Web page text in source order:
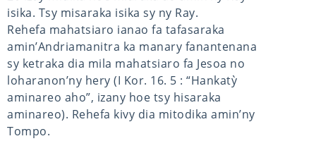
isika. Tsy misaraka isika sy ny Ray.
Rehefa mahatsiaro ianao fa tafasaraka
amin’Andriamanitra ka manary fanantenana
sy ketraka dia mila mahatsiaro fa Jesoa no
loharanon’ny hery (I Kor. 16. 5 : “Hankatỳ
aminareo aho”, izany hoe tsy hisaraka
aminareo). Rehefa kivy dia mitodika amin’ny
Tompo.